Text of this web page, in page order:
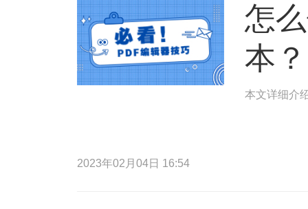
怎
本？
本文详细介
2023年02月04日 16:54